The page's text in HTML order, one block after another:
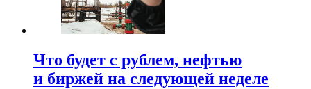
Что будет с рублем, нефтью
и биржей на следующей неделе